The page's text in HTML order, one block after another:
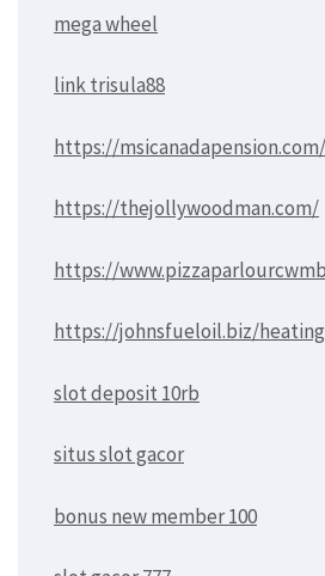
mega wheel
link trisula88
https://msicanadapension.com/
https://thejollywoodman.com/
https://
https://johnsfueloil.biz/
slot deposit 10rb
situs slot gacor
bonus new member 100